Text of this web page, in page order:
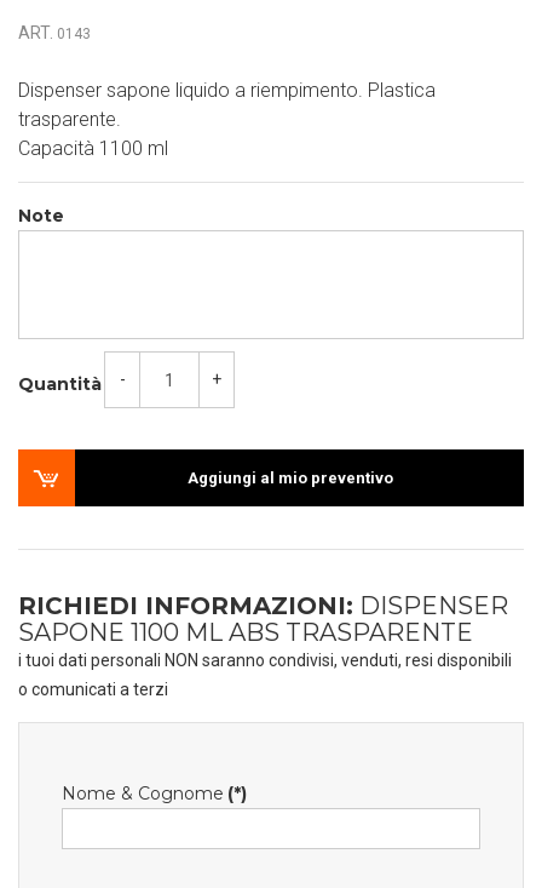
ART. 0143
Dispenser sapone liquido a riempimento. Plastica
trasparente.
Capacità 1100 ml
Note
Quantità - +
Aggiungi al mio preventivo
RICHIEDI INFORMAZIONI: DISPENSER
SAPONE 1100 ML ABS TRASPARENTE
i tuoi dati personali NON saranno condivisi, venduti, resi disponibili
o comunicati a terzi
Nome & Cognome (*)